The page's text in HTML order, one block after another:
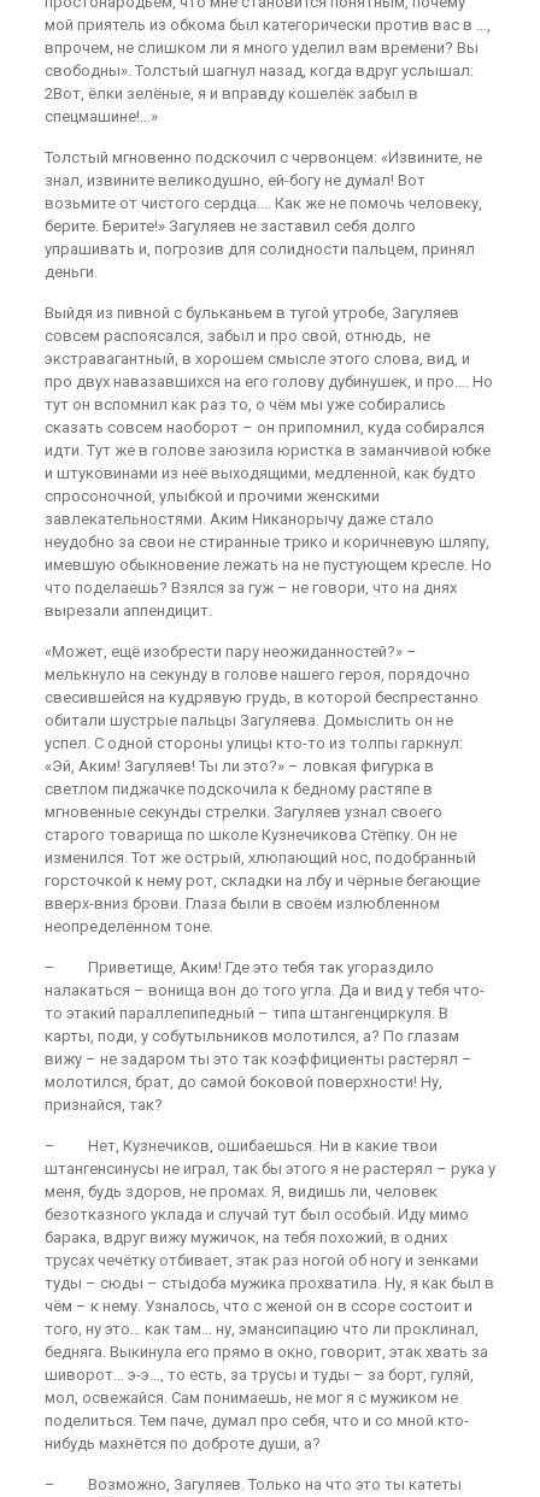
мой приятель из обкома был категорически против вас в …,
впрочем, не слишком ли я много уделил вам времени? Вы
свободны». Толстый шагнул назад, когда вдруг услышал:
2Вот, ёлки зелёные, я и вправду кошелёк забыл в
спецмашине!…»
Толстый мгновенно подскочил с червонцем: «Извините, не
знал, извините великодушно, ей-богу не думал! Вот
возьмите от чистого сердца…. Как же не помочь человеку,
берите. Берите!» Загуляев не заставил себя долго
упрашивать и, погрозив для солидности пальцем, принял
деньги.
Выйдя из пивной с бульканьем в тугой утробе, Загуляев
совсем распоясался, забыл и про свой, отнюдь, не
экстравагантный, в хорошем смысле этого слова, вид, и
про двух навазавшихся на его голову дубинушек, и про…. Но
тут он вспомнил как раз то, о чём мы уже собирались
сказать совсем наоборот – он припомнил, куда собирался
идти. Тут же в голове заюзила юристка в заманчивой юбке
и штуковинами из неё выходящими, медленной, как будто
спросоночной, улыбкой и прочими женскими
завлекательностями. Аким Никанорычу даже стало
неудобно за свои не стиранные трико и коричневую шляпу,
имевшую обыкновение лежать на не пустующем кресле. Но
что поделаешь? Взялся за гуж – не говори, что на днях
вырезали аппендицит.
«Может, ещё изобрести пару неожиданностей?» –
мелькнуло на секунду в голове нашего героя, порядочно
свесившейся на кудрявую грудь, в которой беспрестанно
обитали шустрые пальцы Загуляева. Домыслить он не
успел. С одной стороны улицы кто-то из толпы гаркнул:
«Эй, Аким! Загуляев! Ты ли это?» – ловкая фигурка в
светлом пиджачке подскочила к бедному растяпе в
мгновенные секунды стрелки. Загуляев узнал своего
старого товарища по школе Кузнечикова Стёпку. Он не
изменился. Тот же острый, хлюпающий нос, подобранный
горсточкой к нему рот, складки на лбу и чёрные бегающие
вверх-вниз брови. Глаза были в своём излюбленном
неопределённом тоне.
– Приветище, Аким! Где это тебя так угораздило
налакаться – вонища вон до того угла. Да и вид у тебя что-
то этакий параллепипедный – типа штангенциркуля. В
карты, поди, у собутыльников молотился, а? По глазам
вижу – не задаром ты это так коэффициенты растерял –
молотился, брат, до самой боковой поверхности! Ну,
признайся, так?
– Нет, Кузнечиков, ошибаешься. Ни в какие твои
штангенсинусы не играл, так бы этого я не растерял – рука у
меня, будь здоров, не промах. Я, видишь ли, человек
безотказного уклада и случай тут был особый. Иду мимо
барака, вдруг вижу мужичок, на тебя похожий, в одних
трусах чечётку отбивает, этак раз ногой об ногу и зенками
туды – сюды – стыдоба мужика прохватила. Ну, я как был в
чём – к нему. Узналось, что с женой он в ссоре состоит и
того, ну это… как там… ну, эмансипацию что ли проклинал,
бедняга. Выкинула его прямо в окно, говорит, этак хвать за
шиворот… э-э…, то есть, за трусы и туды – за борт, гуляй,
мол, освежайся. Сам понимаешь, не мог я с мужиком не
поделиться. Тем паче, думал про себя, что и со мной кто-
нибудь махнётся по доброте души, а?
– Возможно, Загуляев. Только на что это ты катеты